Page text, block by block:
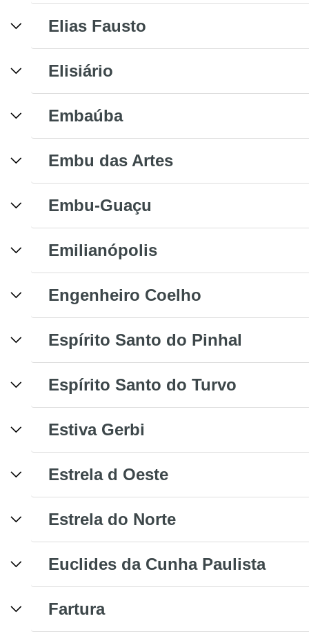
Elias Fausto
Elisiário
Embaúba
Embu das Artes
Embu-Guaçu
Emilianópolis
Engenheiro Coelho
Espírito Santo do Pinhal
Espírito Santo do Turvo
Estiva Gerbi
Estrela d Oeste
Estrela do Norte
Euclides da Cunha Paulista
Fartura